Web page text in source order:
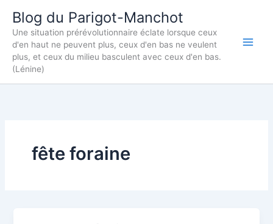
contenu
Blog du Parigot-Manchot
Une situation prérévolutionnaire éclate lorsque ceux
d'en haut ne peuvent plus, ceux d'en bas ne veulent
plus, et ceux du milieu basculent avec ceux d'en bas.
(Lénine)
fête foraine